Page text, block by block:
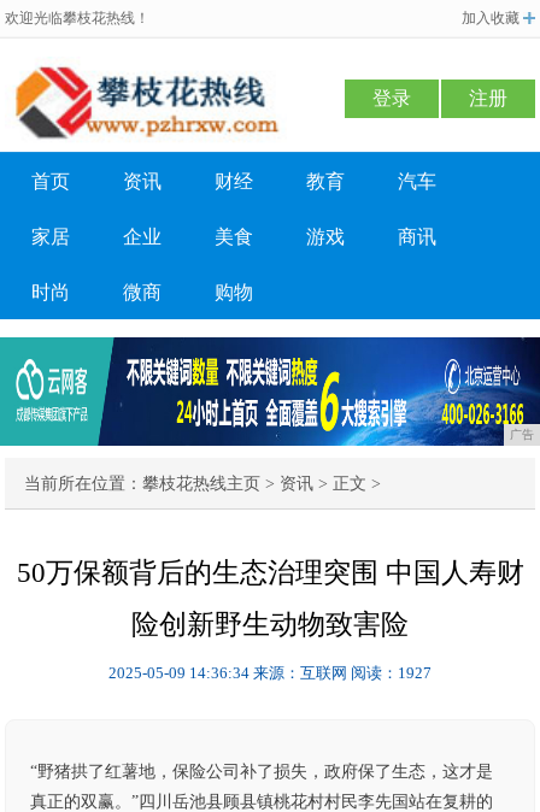
欢迎光临攀枝花热线！ 加入收藏
登录 注册
首页 资讯 财经 教育 汽车
家居 企业 美食 游戏 商讯
时尚 微商 购物
广告
当前所在位置：攀枝花热线主页 > 资讯 > 正文 >
50万保额背后的生态治理突围 中国人寿财
险创新野生动物致害险
2025-05-09 14:36:34 来源：互联网 阅读：1927
“野猪拱了红薯地，保险公司补了损失，政府保了生态，这才是
真正的双赢。”四川岳池县顾县镇桃花村村民李先国站在复耕的